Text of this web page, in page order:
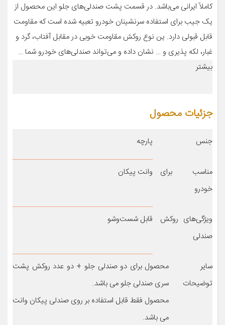
کاملاً ایرانی می‌باشد. در قسمت پشت صندلی‌های جلو این محصول از
یک جیب برای استفاده سرنشینان خودرو تعبیه شده است که مقاومت
قابل قبولی دارد. ین نوع روکش مقاومت خوبی در مقابل آفتاب، گرد و
غبار، لکه پذیری و … نشان داده و می‌تواند صندلی‌های خودرو شما …
بیشتر
جزئیات محصول
جنس پارچه
مناسب برای
خودرو
وانت پیکان
ویژگی‌های روکش
صندلی
قابل شست‌وشو
سایر
توضیحات
محصول برای دو صندلی جلو + دو عدد روکش پشت
سری صندلی جلو می باشد.
محصول فقط قابل استفاده بر روی صندلی پیکان وانت
می باشد.